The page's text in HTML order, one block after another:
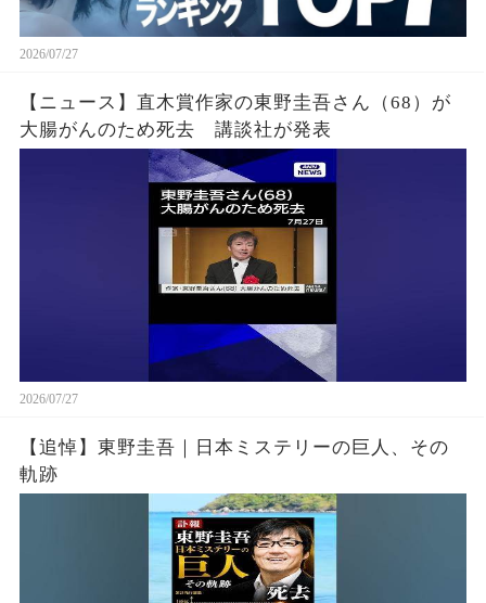
2026/07/27
【ニュース】直木賞作家の東野圭吾さん（68）が
大腸がんのため死去 講談社が発表
2026/07/27
【追悼】東野圭吾｜日本ミステリーの巨人、その
軌跡